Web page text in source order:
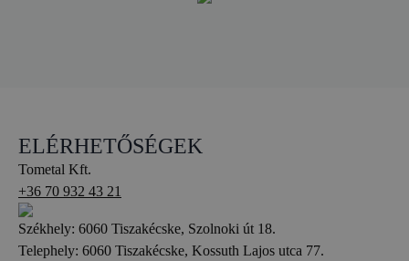
ELÉRHETŐSÉGEK
Tometal Kft.
+36 70 932 43 21
Székhely: 6060 Tiszakécske, Szolnoki út 18.
Telephely: 6060 Tiszakécske, Kossuth Lajos utca 77.